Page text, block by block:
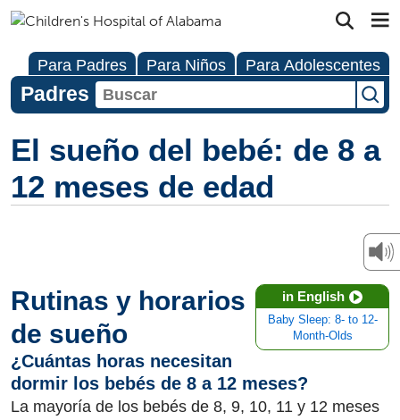
Para Padres Para Niños Para Adolescentes
Padres
El sueño del bebé: de 8 a
12 meses de edad
in English
Baby Sleep: 8- to 12-
Month-Olds
Rutinas y horarios
de sueño
¿Cuántas horas necesitan
dormir los bebés de 8 a 12 meses?
La mayoría de los bebés de 8, 9, 10, 11 y 12 meses